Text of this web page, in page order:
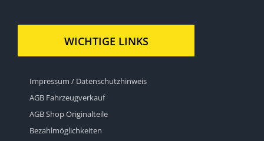
WICHTIGE LINKS
Impressum / Datenschutzhinweis
AGB Fahrzeugverkauf
AGB Shop Originalteile
Bezahlmöglichkeiten